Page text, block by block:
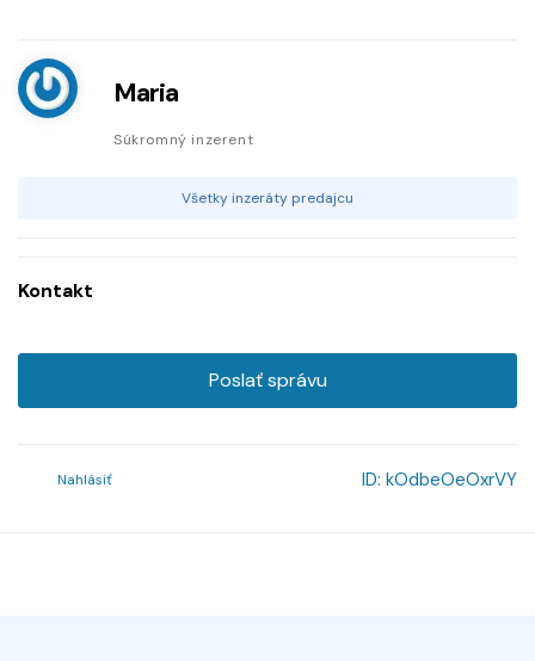
Maria
Súkromný inzerent
Všetky inzeráty predajcu
Kontakt
Poslať správu
Nahlásiť ID: kOdbeOeOxrVY